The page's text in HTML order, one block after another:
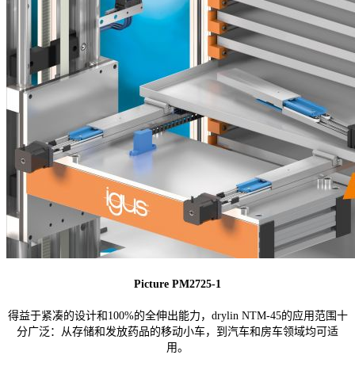
Picture PM2725-1
得益于紧凑的设计和100%的全伸出能力，drylin NTM-45的应用范围十
分广泛：从存储和发放药品的移动小车，到汽车和房车领域均可适
用。